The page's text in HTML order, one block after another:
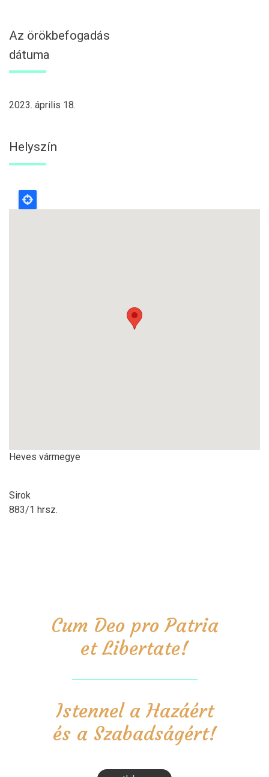
Az örökbefogadás
dátuma
2023. április 18.
Helyszín
Heves vármegye
Sirok
883/1 hrsz.
Cum Deo pro Patria
et Libertate!
Istennel a Hazáért
és a Szabadságért!